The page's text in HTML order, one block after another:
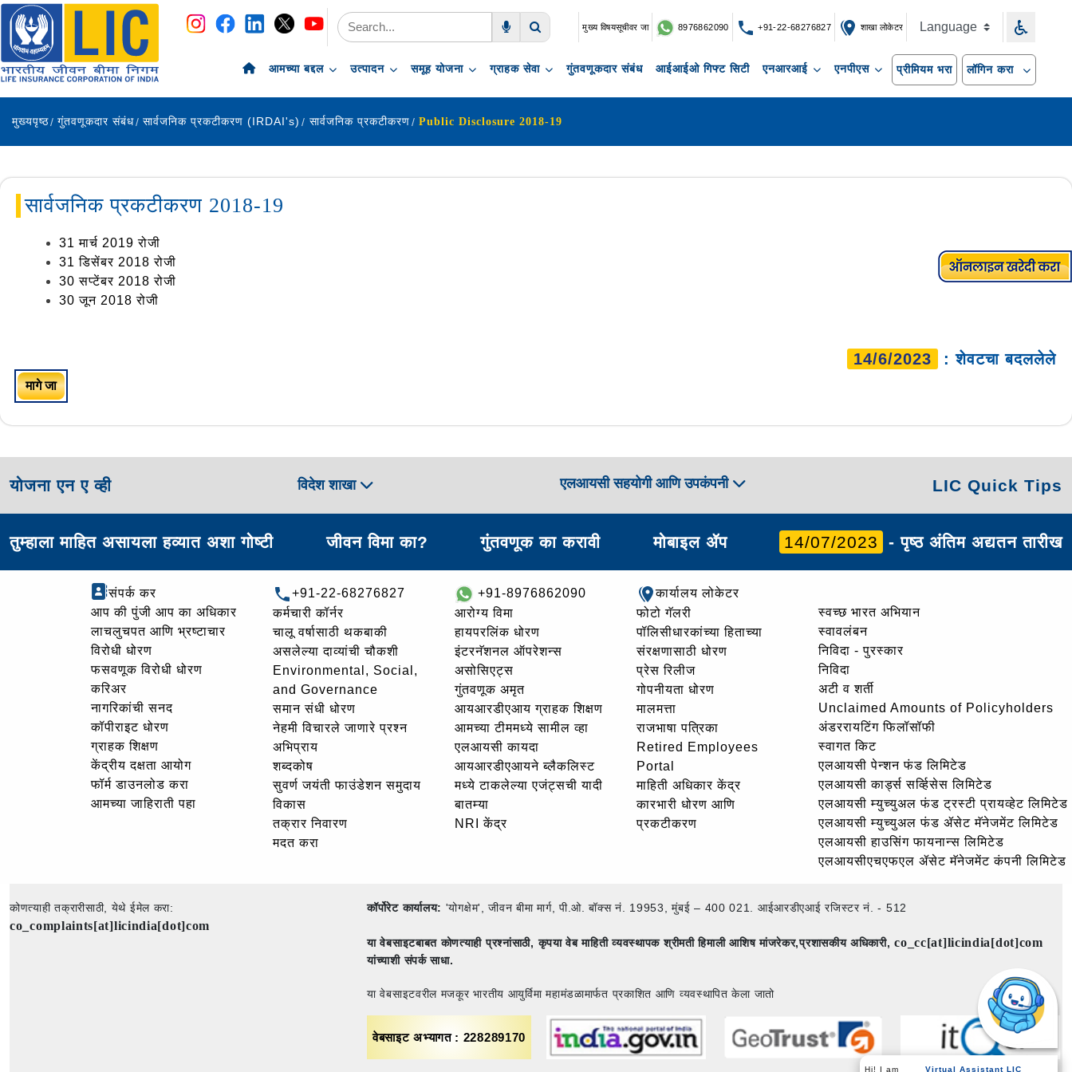
navigation
skip-to-content
मुख्य विषयसूचीवर जा 8976862090 +91-22-68276827 शाखा लोकेटर
आमच्या बद्दल उत्पादन समूह योजना ग्राहक सेवा गुंतवणूकदार संबंध आईआईओ गिफ्ट सिटी एनआरआई एनपीएस प्रीमियम भरा लॉगिन करा
मुख्यपृष्ठ गुंतवणूकदार संबंध सार्वजनिक प्रकटीकरण (IRDAI's) सार्वजनिक प्रकटीकरण Public Disclosure 2018-19
सार्वजनिक प्रकटीकरण 2018-19
31 मार्च 2019 रोजी
31 डिसेंबर 2018 रोजी
30 सप्टेंबर 2018 रोजी
30 जून 2018 रोजी
14/6/2023 : शेवटचा बदललेले
मागे जा
योजना एन ए व्ही विदेश शाखा एलआयसी सहयोगी आणि उपकंपनी LIC Quick Tips
तुम्हाला माहित असायला हव्यात अशा गोष्टी जीवन विमा का? गुंतवणूक का करावी मोबाइल ॲप 14/07/2023 - पृष्ठ अंतिम अद्यतन तारीख
संपर्क कर
आप की पुंजी आप का अधिकार
लाचलुचपत आणि भ्रष्टाचार
विरोधी धोरण
फसवणूक विरोधी धोरण
करिअर
नागरिकांची सनद
कॉपीराइट धोरण
ग्राहक शिक्षण
केंद्रीय दक्षता आयोग
फॉर्म डाउनलोड करा
आमच्या जाहिराती पहा
+91-22-68276827
कर्मचारी कॉर्नर
चालू वर्षासाठी थकबाकी
असलेल्या दाव्यांची चौकशी
Environmental, Social,
and Governance
समान संधी धोरण
नेहमी विचारले जाणारे प्रश्न
अभिप्राय
शब्दकोष
सुवर्ण जयंती फाउंडेशन समुदाय
विकास
तक्रार निवारण
मदत करा
+91-8976862090
आरोग्य विमा
हायपरलिंक धोरण
इंटरनॅशनल ऑपरेशन्स
असोसिएट्स
गुंतवणूक अमृत
आयआरडीएआय ग्राहक शिक्षण
आमच्या टीममध्ये सामील व्हा
एलआयसी कायदा
आयआरडीएआयने ब्लैकलिस्ट
मध्ये टाकलेल्या एजंट्सची यादी
बातम्या
NRI केंद्र
कार्यालय लोकेटर
फोटो गॅलरी
पॉलिसीधारकांच्या हिताच्या
संरक्षणासाठी धोरण
प्रेस रिलीज
गोपनीयता धोरण
मालमत्ता
राजभाषा पत्रिका
Retired Employees
Portal
माहिती अधिकार केंद्र
कारभारी धोरण आणि
प्रकटीकरण
स्वच्छ भारत अभियान
स्वावलंबन
निविदा - पुरस्कार
निविदा
अटी व शर्ती
Unclaimed Amounts of Policyholders
अंडररायटिंग फिलॉसॉफी
स्वागत किट
एलआयसी पेन्शन फंड लिमिटेड
एलआयसी कार्ड्स सर्व्हिसेस लिमिटेड
एलआयसी म्युच्युअल फंड ट्रस्टी प्रायव्हेट लिमिटेड
एलआयसी म्युच्युअल फंड ॲसेट मॅनेजमेंट लिमिटेड
एलआयसी हाउसिंग फायनान्स लिमिटेड
एलआयसीएचएफएल ॲसेट मॅनेजमेंट कंपनी लिमिटेड
कोणत्याही तक्रारीसाठी, येथे ईमेल करा:
co_complaints[at]licindia[dot]com
कॉर्पोरेट कार्यालय: 'योगक्षेम', जीवन बीमा मार्ग, पी.ओ. बॉक्स नं. 19953, मुंबई – 400 021. आईआरडीएआई रजिस्टर नं. - 512
या वेबसाइटबाबत कोणत्याही प्रश्नांसाठी, कृपया वेब माहिती व्यवस्थापक श्रीमती हिमाली आशिष मांजरेकर,प्रशासकीय अधिकारी, co_cc[at]licindia[dot]com
यांच्याशी संपर्क साधा.
या वेबसाइटवरील मजकूर भारतीय आयुर्विमा महामंडळामार्फत प्रकाशित आणि व्यवस्थापित केला जातो
वेबसाइट अभ्यागत : 228289170
Hi! I am Virtual Assistant LIC